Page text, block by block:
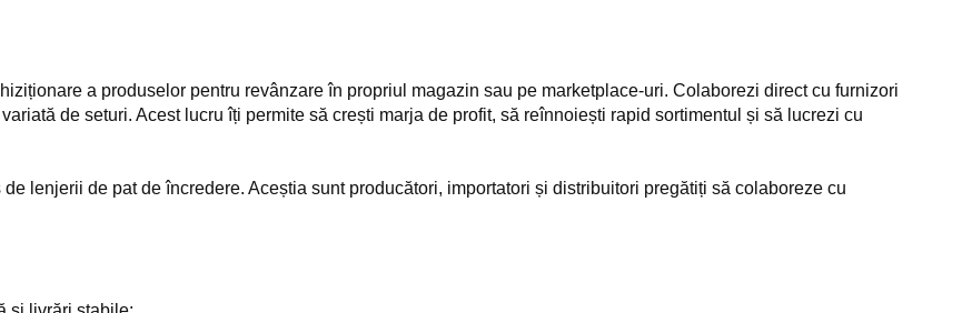
a produselor pentru revânzare în propriul magazin sau pe marketplace-uri. Colaborezi direct cu furnizori
de seturi. Acest lucru îți permite să crești marja de profit, să reînnoiești rapid sortimentul și să lucrezi cu
lenjerii de pat de încredere. Aceștia sunt producători, importatori și distribuitori pregătiți să colaboreze cu